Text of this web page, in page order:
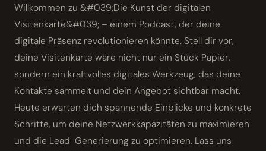
Willkommen zu &#039;Die Kunst der digitalen
Visitenkarte&#039; – einem Podcast, der deine
digitale Präsenz revolutionieren könnte. Stell dir vor,
deine Visitenkarte wäre nicht nur ein Stück Papier,
sondern ein kraftvolles digitales Werkzeug, das deine
Kontakte sammelt und dein Angebot sichtbar macht.
Heute erwarten dich spannende Einblicke und konkrete
Schritte, um deine Netzwerkkapazitäten zu maximieren
und die Lead-Generierung zu optimieren. Lass uns